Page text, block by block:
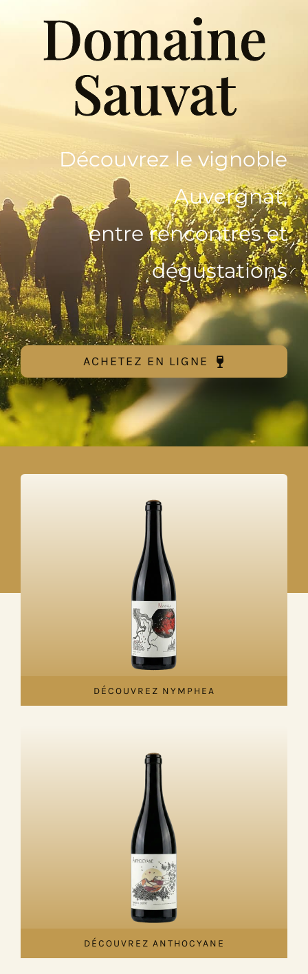
Œnotourisme
Acheter en ligne
Actualités
Partenaires
Contactez-nous
Domaine
Sauvat
Découvrez le vignoble
Auvergnat,
entre rencontres et
dégustations
ACHETEZ EN LIGNE
DÉCOUVREZ NYMPHEA
DÉCOUVREZ ANTHOCYANE